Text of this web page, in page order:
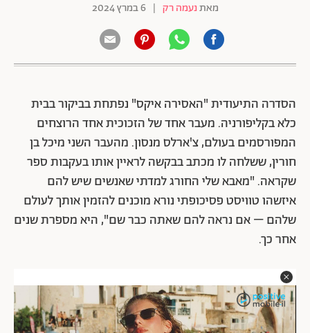
מאתנעמה רק | 6 במרץ 2024
הסדרה התיעודית "האסירה איקס" נפתחת בביקור בבית
כלא בקליפורניה. מעבר אחד של הזכוכית אחד הרוצחים
המפורסמים בעולם, צ'ארלס מנסון. מהעבר השני מיכל בן
חורין, ששלחה לו מכתב בבקשה לראיין אותו בעקבות ספר
שקראה. "מאבא שלי החורג למדתי שאנשים שיש להם
איזשהו טוויסט פסיכופתי נורא מוכנים להזמין אותך לעולם
שלהם – אם נראה להם שאתה כבר שם", היא מספרת שנים
אחר כך.